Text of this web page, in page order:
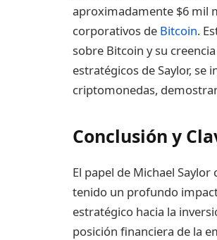
aproximadamente $6 mil
corporativos de Bitcoin.
sobre Bitcoin y su
estratégicos de Saylor,
criptomonedas,
Conclusión y
El papel de Michael
tenido un profundo
estratégico hacia la
posición financiera de la